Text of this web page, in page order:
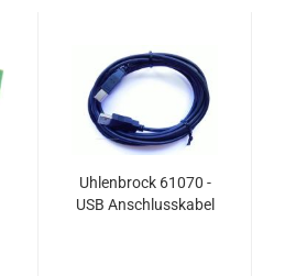
Uhlenbrock 61070 -
USB Anschlusskabel